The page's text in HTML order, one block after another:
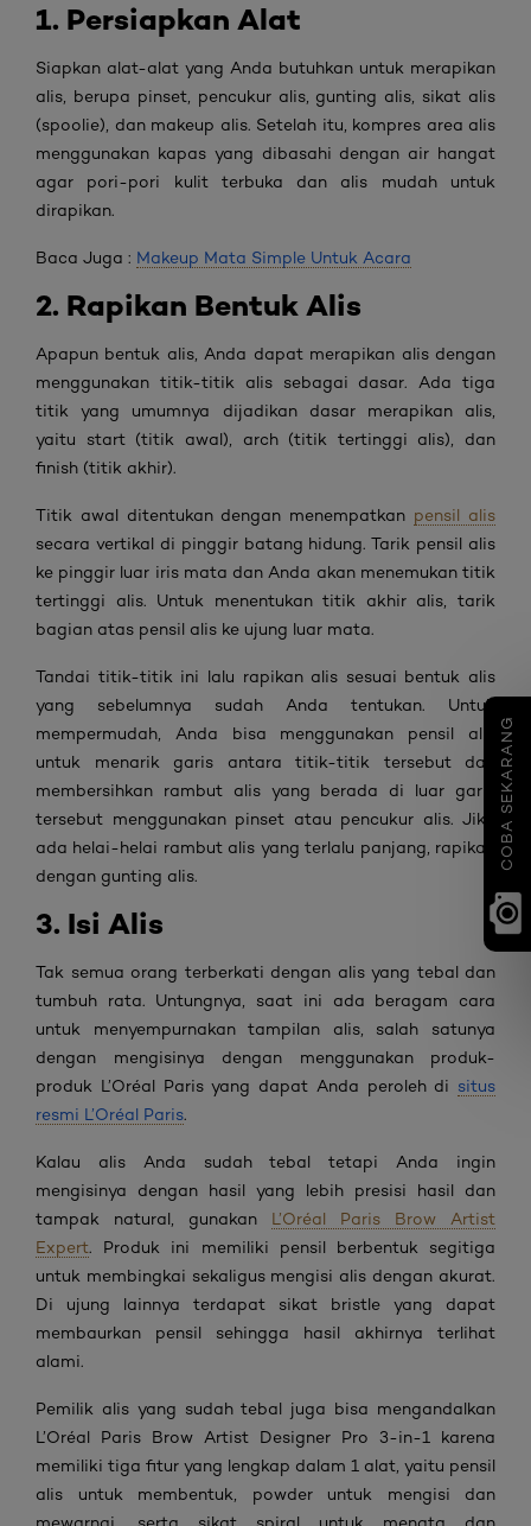
COBA SEKARANG
1. Persiapkan Alat
Siapkan alat-alat yang Anda butuhkan untuk merapikan
alis, berupa pinset, pencukur alis, gunting alis, sikat alis
(spoolie), dan makeup alis. Setelah itu, kompres area alis
menggunakan kapas yang dibasahi dengan air hangat
agar pori-pori kulit terbuka dan alis mudah untuk
dirapikan.
Baca Juga : Makeup Mata Simple Untuk Acara
2. Rapikan Bentuk Alis
Apapun bentuk alis, Anda dapat merapikan alis dengan
menggunakan titik-titik alis sebagai dasar. Ada tiga
titik yang umumnya dijadikan dasar merapikan alis,
yaitu start (titik awal), arch (titik tertinggi alis), dan
finish (titik akhir).
Titik awal ditentukan dengan menempatkan pensil alis
secara vertikal di pinggir batang hidung. Tarik pensil alis
ke pinggir luar iris mata dan Anda akan menemukan titik
tertinggi alis. Untuk menentukan titik akhir alis, tarik
bagian atas pensil alis ke ujung luar mata.
Tandai titik-titik ini lalu rapikan alis sesuai bentuk alis
yang sebelumnya sudah Anda tentukan. Untuk
mempermudah, Anda bisa menggunakan pensil alis
untuk menarik garis antara titik-titik tersebut dan
membersihkan rambut alis yang berada di luar garis
tersebut menggunakan pinset atau pencukur alis. Jika
ada helai-helai rambut alis yang terlalu panjang, rapikan
dengan gunting alis.
3. Isi Alis
Tak semua orang terberkati dengan alis yang tebal dan
tumbuh rata. Untungnya, saat ini ada beragam cara
untuk menyempurnakan tampilan alis, salah satunya
dengan mengisinya dengan menggunakan produk-
produk L’Oréal Paris yang dapat Anda peroleh di situs
resmi L’Oréal Paris.
Kalau alis Anda sudah tebal tetapi Anda ingin
mengisinya dengan hasil yang lebih presisi hasil dan
tampak natural, gunakan L’Oréal Paris Brow Artist
Expert. Produk ini memiliki pensil berbentuk segitiga
untuk membingkai sekaligus mengisi alis dengan akurat.
Di ujung lainnya terdapat sikat bristle yang dapat
membaurkan pensil sehingga hasil akhirnya terlihat
alami.
Pemilik alis yang sudah tebal juga bisa mengandalkan
L’Oréal Paris Brow Artist Designer Pro 3-in-1 karena
memiliki tiga fitur yang lengkap dalam 1 alat, yaitu pensil
alis untuk membentuk, powder untuk mengisi dan